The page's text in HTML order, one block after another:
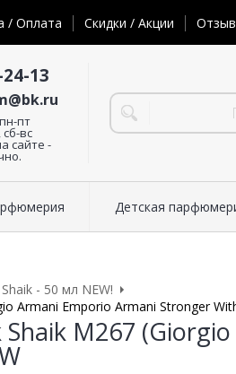
/ Оплата Скидки / Акции
13
пт
сб-вс
сайте -
Детская
Shaik - 50 мл NEW!
Armani Emporio Armani Stronger
M267